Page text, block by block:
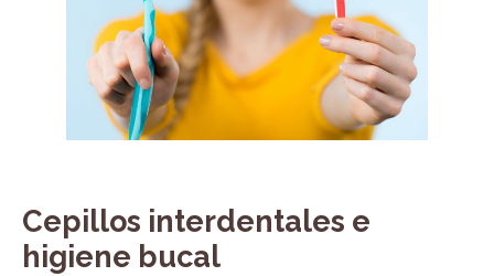
Cepillos interdentales e
higiene bucal